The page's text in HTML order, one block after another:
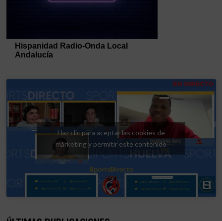
Haz clic para aceptar las cookies de
márketing y permitir este contenido